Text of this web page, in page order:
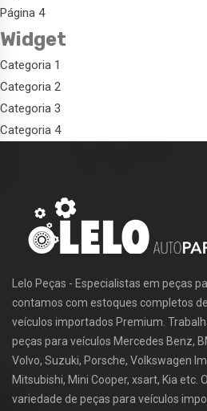
Página 4
Widget
Categoria 1
Categoria 2
Categoria 3
Categoria 4
Lelo Peças - Especialistas em peças
contamos com estoques completos
veículos importados Premium.
peças para veículos Mercedes Benz,
Volvo, Suzuki, Porsche, Volkswagen
Mitsubishi, Mini Cooper, xsart, Kia
variedade de peças para veículos